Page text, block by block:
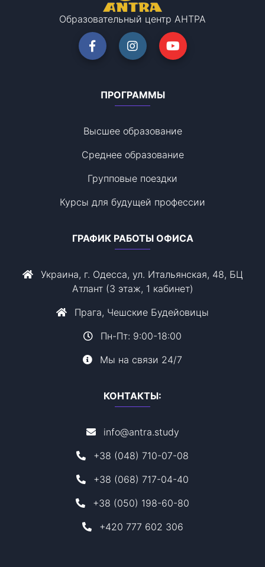
Образовательный центр АНТРА
ПРОГРАММЫ
Высшее образование
Среднее образование
Групповые поездки
Курсы для будущей профессии
ГРАФИК РАБОТЫ ОФИСА
Украина, г. Одесса, ул. Итальянская, 48, БЦ
Атлант (3 этаж, 1 кабинет)
Прага, Чешские Будейовицы
Пн-Пт: 9:00-18:00
Мы на связи 24/7
КОНТАКТЫ:
info@antra.study
+38 (048) 710-07-08
+38 (068) 717-04-40
+38 (050) 198-60-80
+420 777 602 306